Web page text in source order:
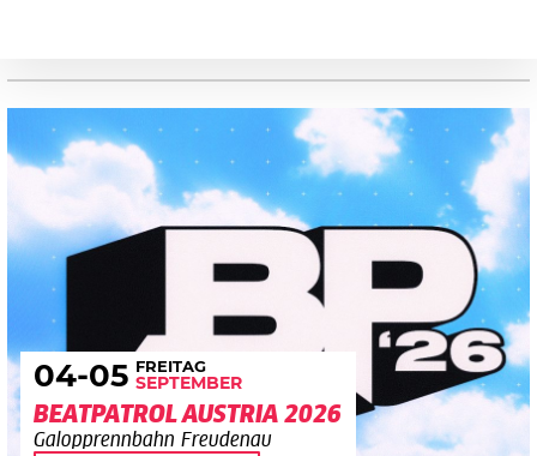
04-05 FREITAG
SEPTEMBER
BEATPATROL AUSTRIA 2026
Galopprennbahn Freudenau